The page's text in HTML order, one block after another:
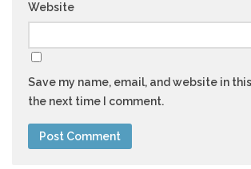
Website
Save my name, email, and website in
the next time I comment.